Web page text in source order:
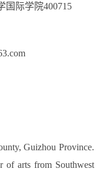
国际学院400715
Guizhou Province.
of arts from Southwest